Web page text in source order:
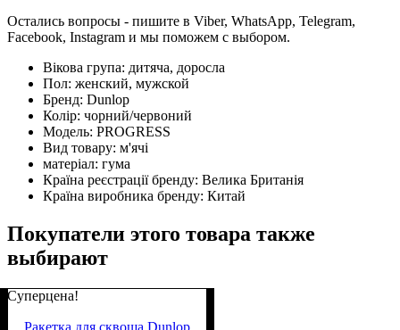
Остались вопросы - пишите в Viber, WhatsApp, Telegram,
Facebook, Instagram и мы поможем с выбором.
Вікова група: дитяча, доросла
Пол: женский, мужской
Бренд: Dunlop
Колір: чорний/червоний
Модель: PROGRESS
Вид товару: м'ячі
матеріал: гума
Країна реєстрації бренду: Велика Британія
Країна виробника бренду: Китай
Покупатели этого товара также
выбирают
Суперцена!